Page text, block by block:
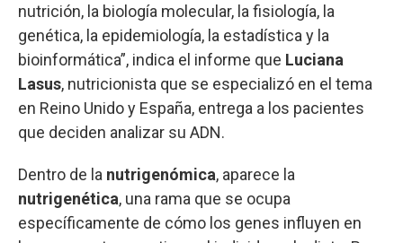
nutrición, la biología molecular, la fisiología, la
genética, la epidemiología, la estadística y la
bioinformática”, indica el informe que Luciana
Lasus, nutricionista que se especializó en el tema
en Reino Unido y España, entrega a los pacientes
que deciden analizar su ADN.
Dentro de la nutrigenómica, aparece la
nutrigenética, una rama que se ocupa
específicamente de cómo los genes influyen en